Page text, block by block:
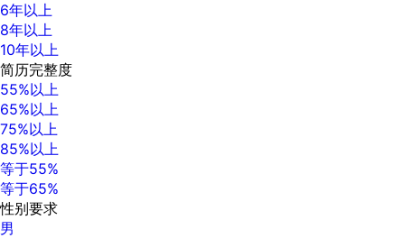
6年以上
8年以上
10年以上
简历完整度
55%以上
65%以上
75%以上
85%以上
等于55%
等于65%
性别要求
男